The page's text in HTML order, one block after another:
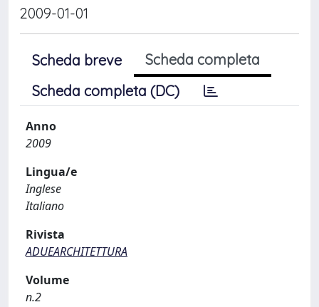
2009-01-01
Scheda breve
Scheda completa
Scheda completa (DC)
Anno
2009
Lingua/e
Inglese
Italiano
Rivista
ADUEARCHITETTURA
Volume
n.2